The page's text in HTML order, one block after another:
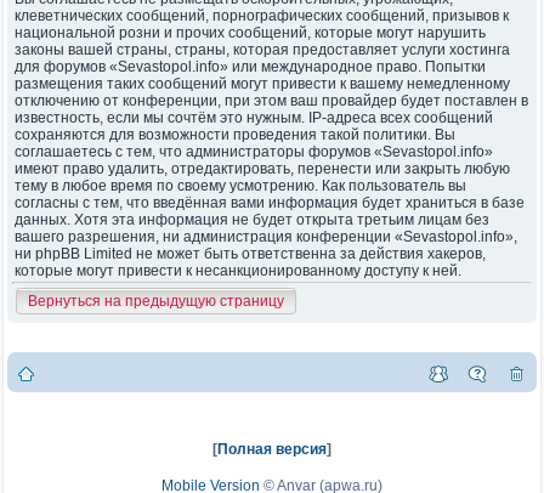
клеветнических сообщений, порнографических сообщений, призывов к
национальной розни и прочих сообщений, которые могут нарушить
законы вашей страны, страны, которая предоставляет услуги хостинга
для форумов «Sevastopol.info» или международное право. Попытки
размещения таких сообщений могут привести к вашему немедленному
отключению от конференции, при этом ваш провайдер будет поставлен в
известность, если мы сочтём это нужным. IP-адреса всех сообщений
сохраняются для возможности проведения такой политики. Вы
соглашаетесь с тем, что администраторы форумов «Sevastopol.info»
имеют право удалить, отредактировать, перенести или закрыть любую
тему в любое время по своему усмотрению. Как пользователь вы
согласны с тем, что введённая вами информация будет храниться в базе
данных. Хотя эта информация не будет открыта третьим лицам без
вашего разрешения, ни администрация конференции «Sevastopol.info»,
ни phpBB Limited не может быть ответственна за действия хакеров,
которые могут привести к несанкционированному доступу к ней.
Вернуться на предыдущую страницу
[Полная версия]
Mobile Version ©Anvar (apwa.ru)